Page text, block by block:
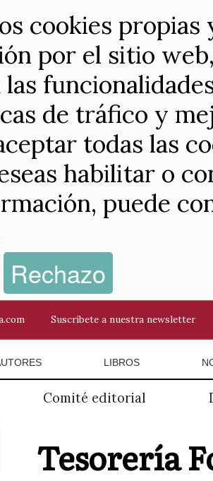
cookies
por el sitio
las
de tráfico y
todas las
habilitar o
puede
Rechazo
Suscríbete a nuestra newsletter
LIBROS
Comité editorial
Tesorería